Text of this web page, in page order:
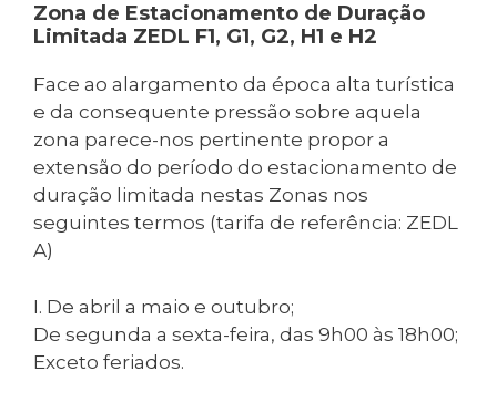
Zona de Estacionamento de Duração
Limitada ZEDL F1, G1, G2, H1 e H2
Face ao alargamento da época alta turística
e da consequente pressão sobre aquela
zona parece-nos pertinente propor a
extensão do período do estacionamento de
duração limitada nestas Zonas nos
seguintes termos (tarifa de referência: ZEDL
A)
I. De abril a maio e outubro;
De segunda a sexta-feira, das 9h00 às 18h00;
Exceto feriados.